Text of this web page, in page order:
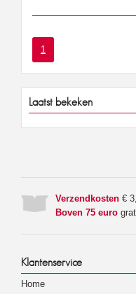
1
Laatst bekeken
Verzendkosten €
Boven 75 euro
Klantenservice
Home